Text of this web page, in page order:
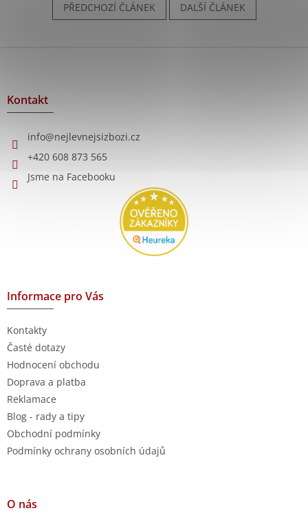
PŘEDCHOZÍ ČLÁNEK DALŠÍ ČLÁNEK
Z
Kontakt
info@nejlevnejsizbozi.cz
+420 608 873 565
Jsme na Facebooku
Informace pro Vás
Kontakty
Časté dotazy
Hodnocení obchodu
Doprava a platba
Reklamace
Blog - rady a tipy
Obchodní podmínky
Podmínky ochrany osobních údajů
O nás